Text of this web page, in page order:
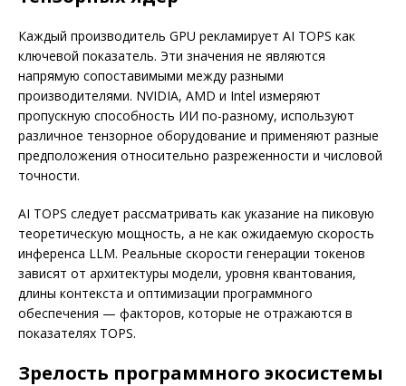
Каждый производитель GPU рекламирует AI TOPS как
ключевой показатель. Эти значения не являются
напрямую сопоставимыми между разными
производителями. NVIDIA, AMD и Intel измеряют
пропускную способность ИИ по-разному, используют
различное тензорное оборудование и применяют разные
предположения относительно разреженности и числовой
точности.
AI TOPS следует рассматривать как указание на пиковую
теоретическую мощность, а не как ожидаемую скорость
инференса LLM. Реальные скорости генерации токенов
зависят от архитектуры модели, уровня квантования,
длины контекста и оптимизации программного
обеспечения — факторов, которые не отражаются в
показателях TOPS.
Зрелость программного экосистемы